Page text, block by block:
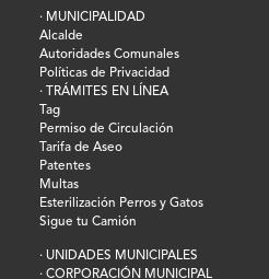
· MUNICIPALIDAD
Alcalde
Autoridades Comunales
Políticas de Privacidad
· TRÁMITES EN LÍNEA
Tag
Permiso de Circulación
Tarifa de Aseo
Patentes
Multas
Esterilización Perros y Gatos
Sigue tu Camión
· UNIDADES MUNICIPALES
· CORPORACIÓN MUNICIPAL